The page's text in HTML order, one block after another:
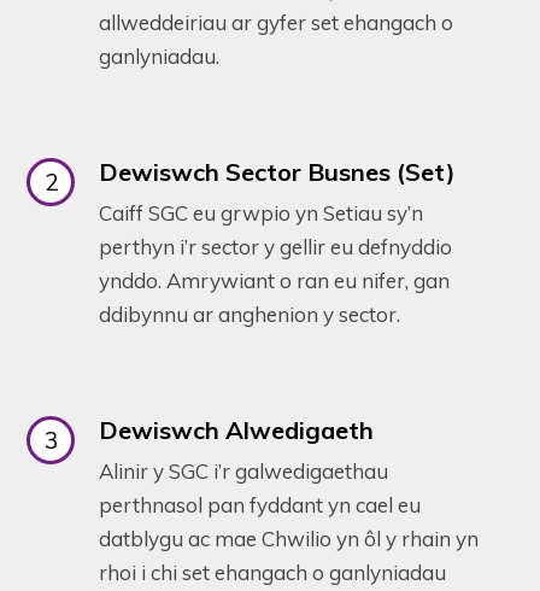
allweddeiriau ar gyfer set ehangach o
ganlyniadau.
Dewiswch Sector Busnes (Set)
Caiff SGC eu grwpio yn Setiau sy’n
perthyn i’r sector y gellir eu defnyddio
ynddo. Amrywiant o ran eu nifer, gan
ddibynnu ar anghenion y sector.
Dewiswch Alwedigaeth
Alinir y SGC i’r galwedigaethau
perthnasol pan fyddant yn cael eu
datblygu ac mae Chwilio yn ôl y rhain yn
rhoi i chi set ehangach o ganlyniadau